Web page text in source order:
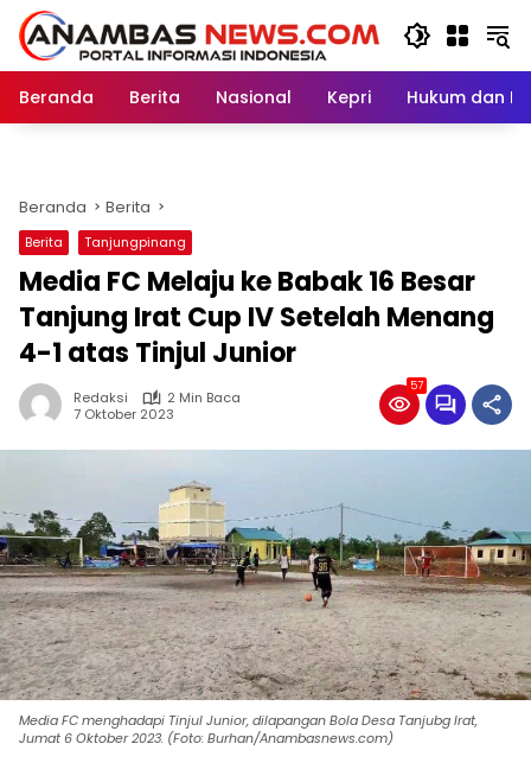
Langsung
konten
Beranda
Berita Nasional Kepri Hukum dan
Beranda Berita
Berita Tanjungpinang
Media FC Melaju ke Babak 16 Besar
Tanjung Irat Cup IV Setelah Menang
4-1 atas Tinjul Junior
Redaksi
2 Min Baca
7 Oktober 2023
57
Media FC menghadapi Tinjul Junior, dilapangan Bola Desa Tanjubg Irat,
Jumat 6 Oktober 2023. (Foto: Burhan/Anambasnews.com)